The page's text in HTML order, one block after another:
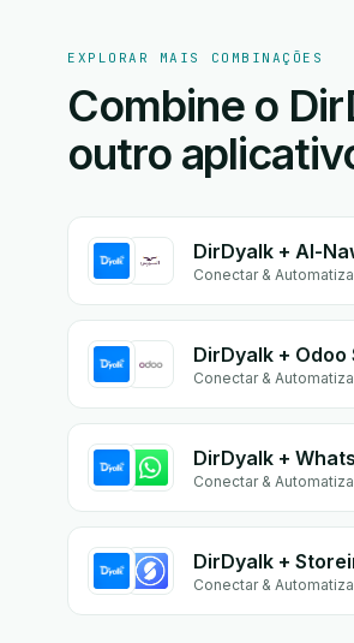
EXPLORAR MAIS COMBINAÇÕES
Combine o
outro
DirDyalk + Al-
Conectar &
DirDyalk + Odoo
Conectar &
DirDyalk +
Conectar &
DirDyalk +
Conectar &